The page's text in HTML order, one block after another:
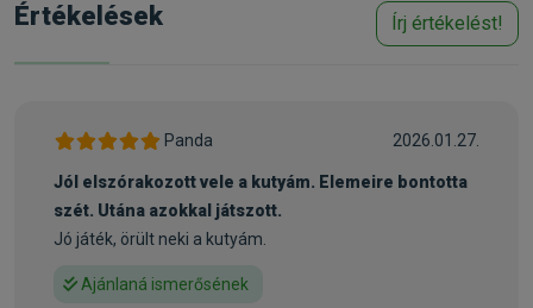
Értékelések Írj értékelést!
Panda 2026.01.27.
Jól elszórakozott vele a kutyám. Elemeire bontotta
szét. Utána azokkal játszott.
Jó játék, örült neki a kutyám.
Ajánlaná ismerősének